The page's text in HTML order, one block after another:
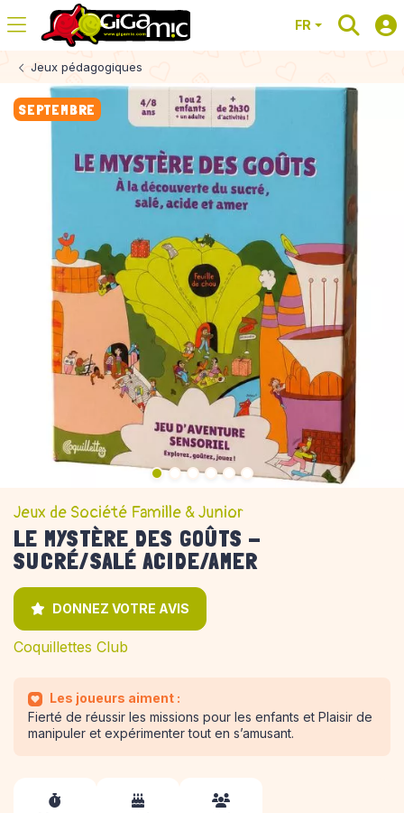
FR
Jeux pédagogiques
SEPTEMBRE
Jeux de Société Famille & Junior
LE MYSTÈRE DES GOÛTS -
SUCRÉ/SALÉ ACIDE/AMER
DONNEZ VOTRE AVIS
Coquillettes Club
Les joueurs aiment :
Fierté de réussir les missions pour les enfants et Plaisir de
manipuler et expérimenter tout en s’amusant.